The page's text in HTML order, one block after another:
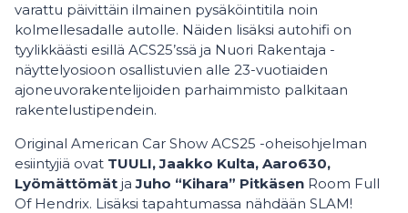
varattu päivittäin ilmainen pysäköintitila noin
kolmellesadalle autolle. Näiden lisäksi autohifi on
tyylikkäästi esillä ACS25’ssä ja Nuori Rakentaja -
näyttelyosioon osallistuvien alle 23-vuotiaiden
ajoneuvorakentelijoiden parhaimmisto palkitaan
rakentelustipendein.
Original American Car Show ACS25 -oheisohjelman
esiintyjiä ovat TUULI, Jaakko Kulta, Aaro630,
Lyömättömät jaJuho “Kihara” Pitkäsen Room Full
Of Hendrix. Lisäksi tapahtumassa nähdään SLAM!